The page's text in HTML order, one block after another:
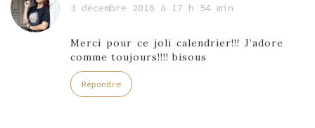
3 décembre 2016 à 17 h 54 min
Merci pour ce joli calendrier!!! J’adore
comme toujours!!!! bisous
Répondre